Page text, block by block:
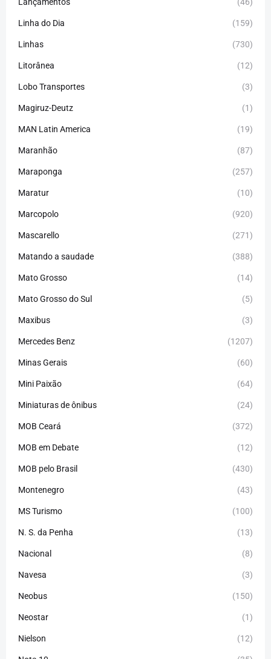
Linha do Dia (159)
Linhas (730)
Litorânea (12)
Lobo Transportes (3)
Magiruz-Deutz (1)
MAN Latin America (19)
Maranhão (87)
Maraponga (257)
Maratur (10)
Marcopolo (920)
Mascarello (271)
Matando a saudade (388)
Mato Grosso (14)
Mato Grosso do Sul (5)
Maxibus (3)
Mercedes Benz (1207)
Minas Gerais (60)
Mini Paixão (64)
Miniaturas de ônibus (24)
MOB Ceará (372)
MOB em Debate (12)
MOB pelo Brasil (430)
Montenegro (43)
MS Turismo (100)
N. S. da Penha (13)
Nacional (8)
Navesa (3)
Neobus (150)
Neostar (1)
Nielson (12)